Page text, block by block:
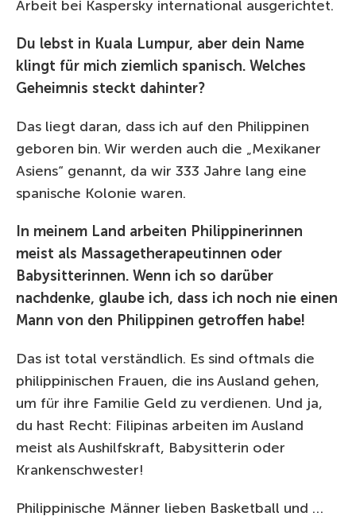
Arbeit bei Kaspersky international ausgerichtet.
Du lebst in Kuala Lumpur, aber dein Name
klingt für mich ziemlich spanisch. Welches
Geheimnis steckt dahinter?
Das liegt daran, dass ich auf den Philippinen
geboren bin. Wir werden auch die „Mexikaner
Asiens“ genannt, da wir 333 Jahre lang eine
spanische Kolonie waren.
In meinem Land arbeiten Philippinerinnen
meist als Massagetherapeutinnen oder
Babysitterinnen. Wenn ich so darüber
nachdenke, glaube ich, dass ich noch nie einen
Mann von den Philippinen getroffen habe!
Das ist total verständlich. Es sind oftmals die
philippinischen Frauen, die ins Ausland gehen,
um für ihre Familie Geld zu verdienen. Und ja,
du hast Recht: Filipinas arbeiten im Ausland
meist als Aushilfskraft, Babysitterin oder
Krankenschwester!
Philippinische Männer lieben Basketball und …